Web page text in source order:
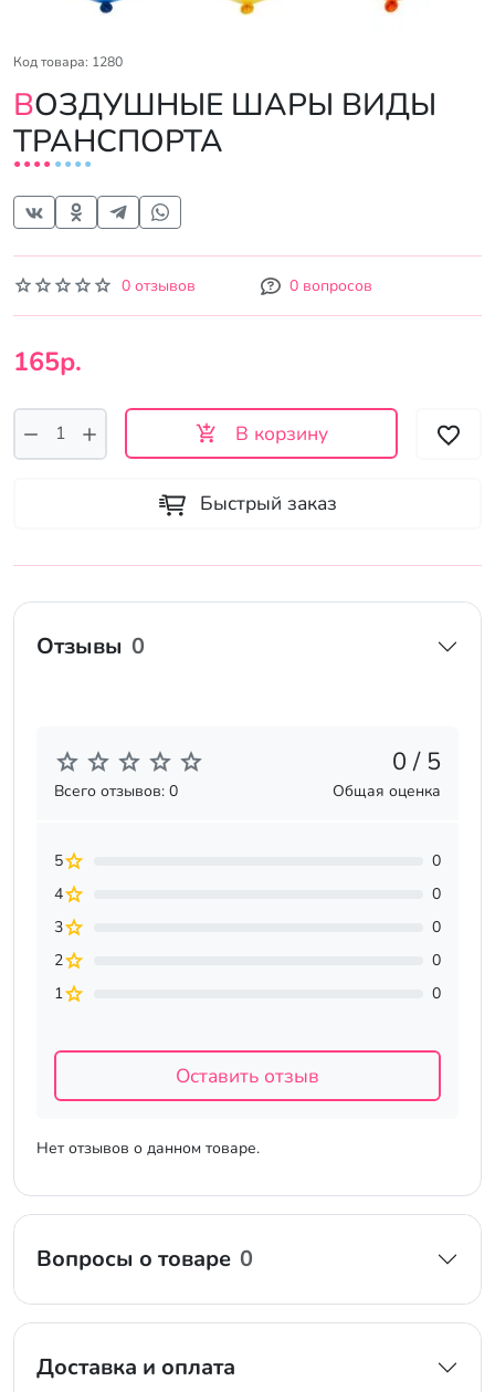
Код товара: 1280
ВОЗДУШНЫЕ ШАРЫ ВИДЫ
ТРАНСПОРТА
0 отзывов 0 вопросов
165р.
В корзину
Быстрый заказ
Отзывы 0
Нет отзывов о данном товаре.
0 / 5
Всего отзывов: 0 Общая оценка
5
0
4
0
3
0
2
0
1
0
Оставить отзыв
Вопросы о товаре 0
Доставка и оплата